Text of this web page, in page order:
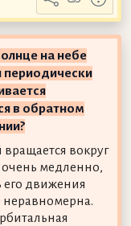
на небе
периодически
в обратном
вокруг
очень медленно,
его движения
неравномерна.